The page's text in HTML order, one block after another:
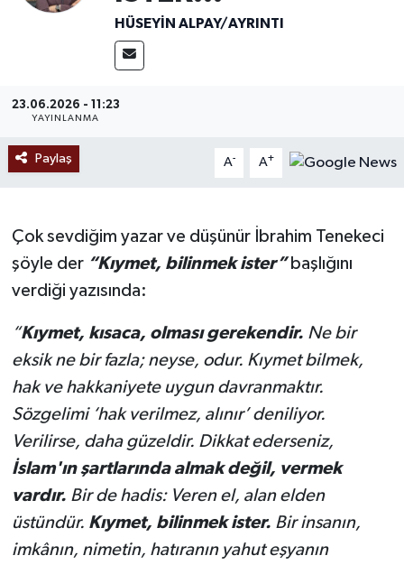
HÜSEYIN ALPAY/AYRINTI
23.06.2026 - 11:23
YAYINLANMA
Paylaş A- A+
Çok sevdiğim yazar ve düşünür İbrahim Tenekeci
şöyle der “Kıymet, bilinmek ister”başlığını
verdiği yazısında:
“Kıymet, kısaca, olması gerekendir. Ne bir
eksik ne bir fazla; neyse, odur. Kıymet bilmek,
hak ve hakkaniyete uygun davranmaktır.
Sözgelimi ‘hak verilmez, alınır’ deniliyor.
Verilirse, daha güzeldir. Dikkat ederseniz,
İslam'ın şartlarında almak değil, vermek
vardır. Bir de hadis: Veren el, alan elden
üstündür. Kıymet, bilinmek ister. Bir insanın,
imkânın, nimetin, hatıranın yahut eşyanın
Tokat Haber